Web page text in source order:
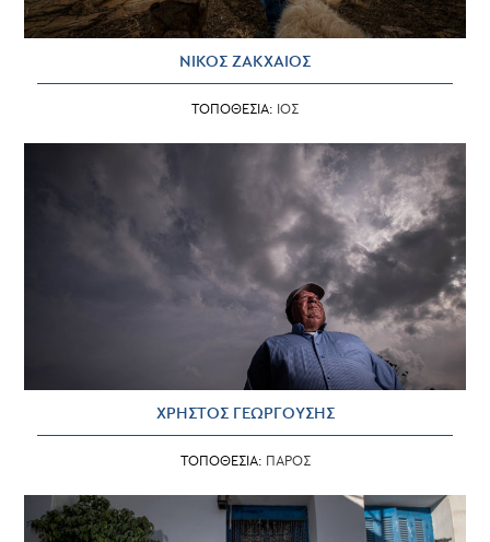
ΝΙΚΟΣ ΖΑΚΧΑΙΟΣ
ΤΟΠΟΘΕΣΙΑ: ΙΟΣ
ΧΡΗΣΤΟΣ ΓΕΩΡΓΟΥΣΗΣ
ΤΟΠΟΘΕΣΙΑ: ΠΑΡΟΣ